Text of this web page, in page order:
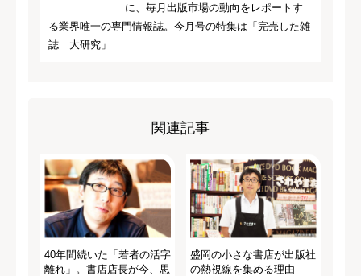
に、毎月出版市場の動向をレポートす
る業界唯一の専門情報誌。今月号の特集は「完売した雑
誌 大研究」
関連記事
40年間続いた「若者の活字
離れ」。書店店長が今、思
盛岡の小さな書店が出版社
の熱視線を集める理由